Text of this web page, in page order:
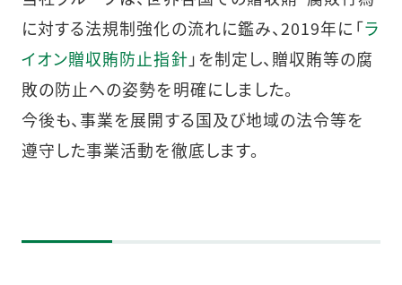
に対する法規制強化の流れに鑑み、2019年に「ラ
イオン贈収賄防止指針」を制定し、贈収賄等の腐
敗の防止への姿勢を明確にしました。
今後も、事業を展開する国及び地域の法令等を
遵守した事業活動を徹底します。